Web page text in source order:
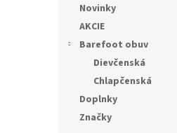
Novinky
AKCIE
Barefoot obuv
Dievčenská
Chlapčenská
Doplnky
Značky